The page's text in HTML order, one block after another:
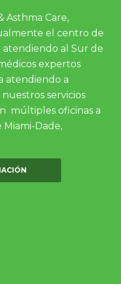
Asthma Care,
el centro de
atendiendo al Sur de
expertos
atendiendo a
servicios
múltiples oficinas a
Miami-Dade,